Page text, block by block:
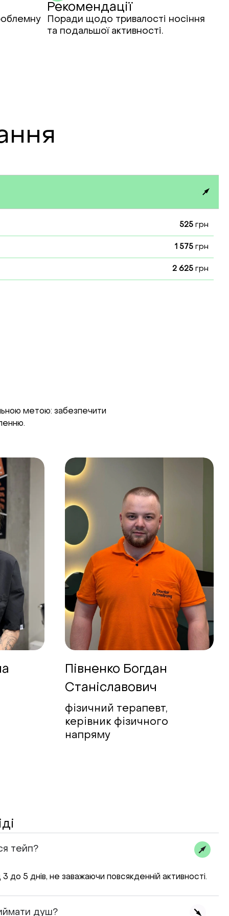
Рекомендації
Поради щодо тривалості носіння
та подальшої активності.
525 грн
1 575 грн
2 625 грн
метою: забезпечити
Півненко Богдан
Станіславович
фізичний терапевт,
керівник фізичного
напряму
тейп?
до 5 днів, не заважаючи повсякденній активності.
душ?